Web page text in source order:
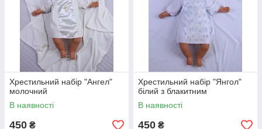
Хрестильний набір "Ангел"
молочний
В наявності
450 ₴
Хрестильний набір "Янгол"
білий з блакитним
В наявності
450 ₴